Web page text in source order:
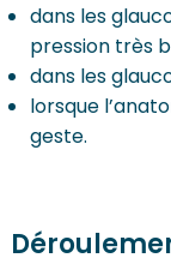
dans les
pression très
dans les
lorsque
geste.